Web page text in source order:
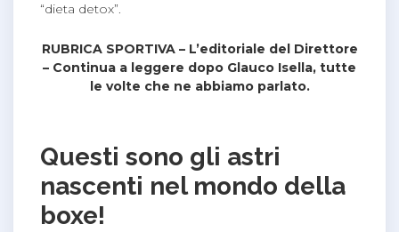
“dieta detox”.
RUBRICA SPORTIVA – L’editoriale del Direttore
– Continua a leggere dopo Glauco Isella, tutte
le volte che ne abbiamo parlato.
Questi sono gli astri
nascenti nel mondo della
boxe!